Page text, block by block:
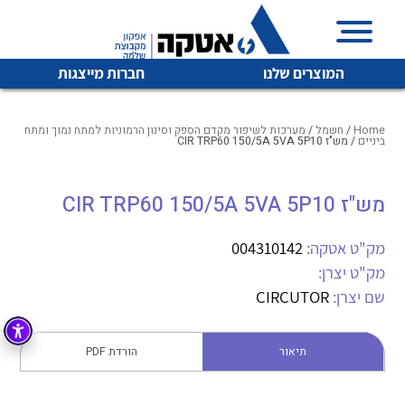
המוצרים שלנו חברות מייצגות
איכות | שרות | זמינות
והפצה של מוצרי
מיתוג, בקרה , ואינסטלציה חשמלית ופעילה ב7 תחומים:
חשמל מיתוג ואינסטלציה חשמלית
בקרה
זיווד
לכל מוצרי היצרן לכל מוצרי היצרן
לכל מוצרי היצרן לכל מוצרי היצרן
Home
/ חשמל / מערכות לשיפור מקדם הספק וסינון הרמוניות למתח נמוך ומתח
ביניים / מש"ז CIR TRP60 150/5A 5VA 5P10
מש"ז CIR TRP60 150/5A 5VA 5P10
מק"ט אטקה: 004310142
מק"ט יצרן:
שם יצרן: CIRCUTOR
תיאור הורדת PDF